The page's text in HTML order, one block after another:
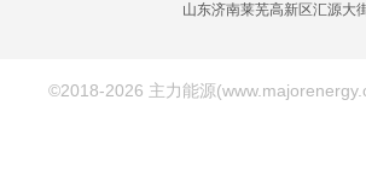
山东济南莱芜高新区汇源大
©2018-2026 主力能源